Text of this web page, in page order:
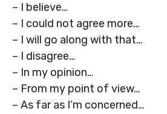
– I believe…
– I could not agree more…
– I will go along with that…
– I disagree…
– In my opinion…
– From my point of view…
– As far as I’m concerned…